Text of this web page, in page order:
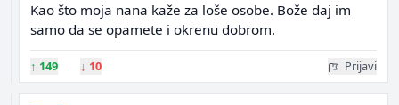
Kao što moja nana kaže za loše osobe. Bože daj im
samo da se opamete i okrenu dobrom.
↑ 149 ↓ 10 Prijavi